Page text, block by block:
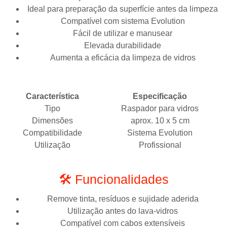
Ideal para preparação da superfície antes da limpeza
Compatível com sistema Evolution
Fácil de utilizar e manusear
Elevada durabilidade
Aumenta a eficácia da limpeza de vidros
Característica
Especificação
Tipo
Raspador para vidros
Dimensões
aprox. 10 x 5 cm
Compatibilidade
Sistema Evolution
Utilização
Profissional
🛠️ Funcionalidades
Remove tinta, resíduos e sujidade aderida
Utilização antes do lava-vidros
Compatível com cabos extensíveis